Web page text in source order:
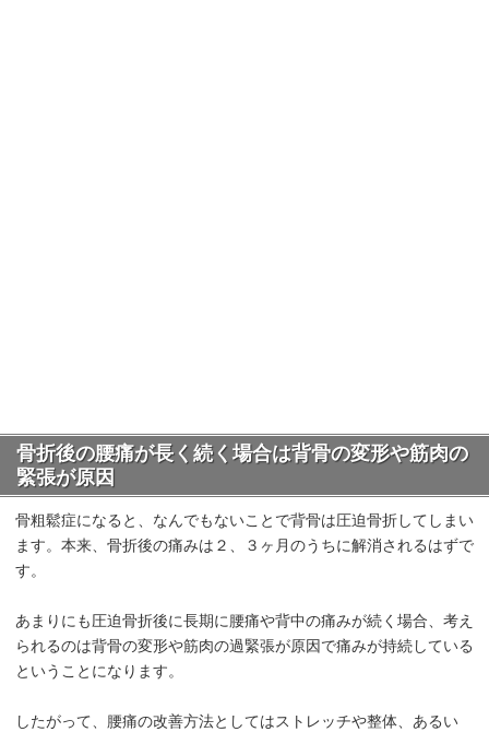
骨折後の腰痛が長く続く場合は背骨の変形や筋肉の
緊張が原因
骨粗鬆症になると、なんでもないことで背骨は圧迫骨折してしまい
ます。本来、骨折後の痛みは２、３ヶ月のうちに解消されるはずで
す。
あまりにも圧迫骨折後に長期に腰痛や背中の痛みが続く場合、考え
られるのは背骨の変形や筋肉の過緊張が原因で痛みが持続している
ということになります。
したがって、腰痛の改善方法としてはストレッチや整体、あるい